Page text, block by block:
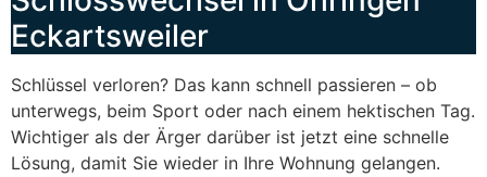
Eckartsweiler
Schlüssel verloren? Das kann schnell passieren – ob
unterwegs, beim Sport oder nach einem hektischen Tag.
Wichtiger als der Ärger darüber ist jetzt eine schnelle
Lösung, damit Sie wieder in Ihre Wohnung gelangen.